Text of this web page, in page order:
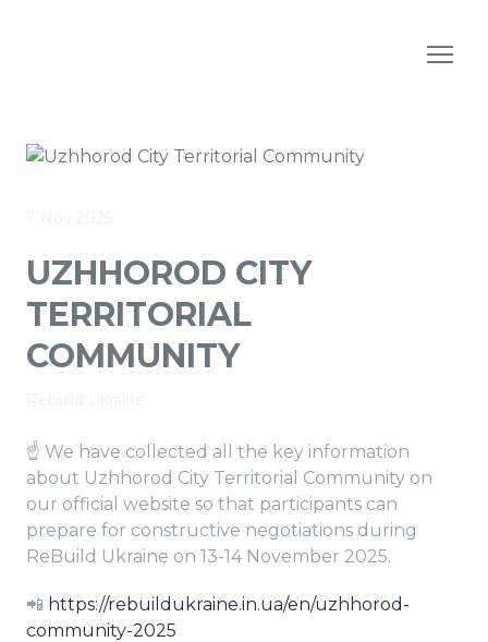
UZHHOROD CITY
TERRITORIAL
COMMUNITY
☝️ We have collected all the key information
about Uzhhorod City Territorial Community on
our official website so that participants can
prepare for constructive negotiations during
ReBuild Ukraine on 13-14 November 2025.
📲 https://rebuildukraine.in.ua/en/uzhhorod-
community-2025